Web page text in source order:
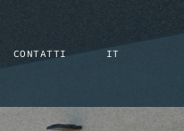
CONTATTI IT